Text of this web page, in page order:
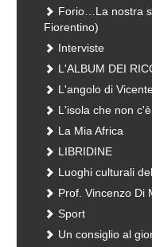
Forio…La nostra
Fiorentino)
Interviste
L'ALBUM DEI
L'angolo di
L'isola che non
La Mia Africa
LIBRIDINE
Luoghi culturali
Prof. Vincenzo Di
Sport
Un consiglio al